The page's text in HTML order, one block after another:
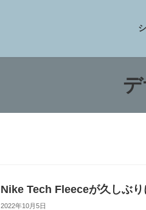
Nike Tech Fleeceが久しぶり
2022年10月5日